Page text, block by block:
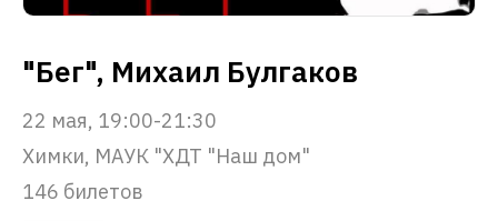
"Бег", Михаил Булгаков
22 мая, 19:00-21:30
Химки, МАУК "ХДТ "Наш дом"
146 билетов